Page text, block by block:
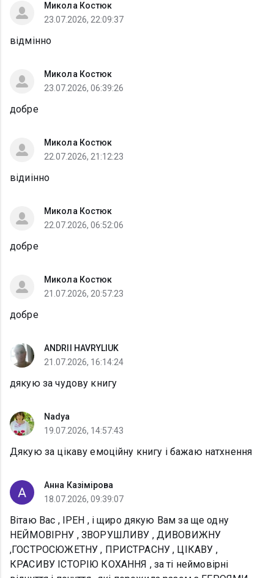
Микола Костюк
23.07.2026, 22:09:37
відмінно
Микола Костюк
23.07.2026, 06:39:26
добре
Микола Костюк
22.07.2026, 21:12:23
відиінно
Микола Костюк
22.07.2026, 06:52:06
добре
Микола Костюк
21.07.2026, 20:57:23
добре
ANDRII HAVRYLIUK
21.07.2026, 16:14:24
дякую за чудову книгу
Nadya
19.07.2026, 14:57:43
Дякую за цікаву емоційну книгу і бажаю натхнення
Анна Казімірова
18.07.2026, 09:39:07
Вітаю Вас , ІРЕН , і щиро дякую Вам за ще одну
НЕЙМОВІРНУ , ЗВОРУШЛИВУ , ДИВОВИЖНУ
,ГОСТРОСЮЖЕТНУ , ПРИСТРАСНУ , ЦІКАВУ ,
КРАСИВУ ІСТОРІЮ КОХАННЯ , за ті неймовірні